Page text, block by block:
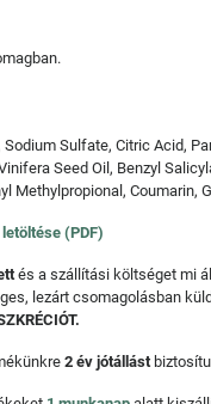
Sulfate, Citric Acid,
Seed Oil, Benzyl
Methylpropional, Coumarin,
(PDF)
és a szállítási költséget mi
lezárt csomagolásban
2 év jótállást